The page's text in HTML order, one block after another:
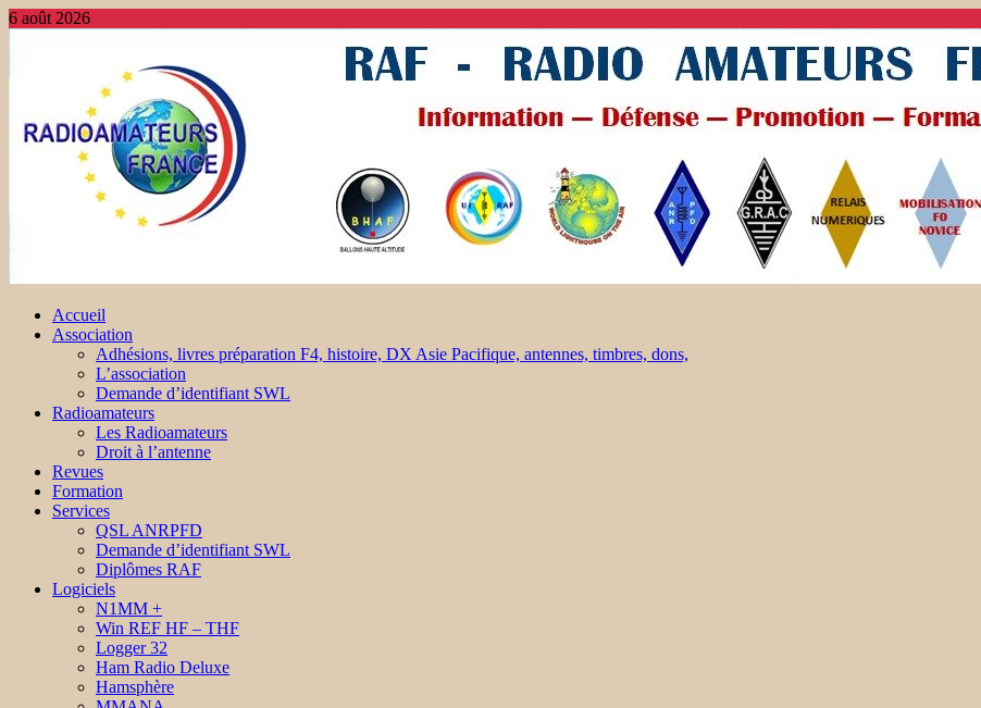
6 août 2026
Accueil
Association
Adhésions, livres préparation F4, histoire, DX Asie Pacifique, antennes, timbres, dons,
L’association
Demande d’identifiant SWL
Radioamateurs
Les Radioamateurs
Droit à l’antenne
Revues
Formation
Services
QSL ANRPFD
Demande d’identifiant SWL
Diplômes RAF
Logiciels
N1MM +
Win REF HF – THF
Logger 32
Ham Radio Deluxe
Hamsphère